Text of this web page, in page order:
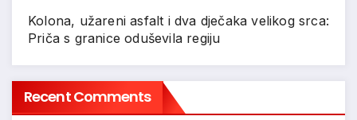
Kolona, užareni asfalt i dva dječaka velikog srca:
Priča s granice oduševila regiju
Recent Comments